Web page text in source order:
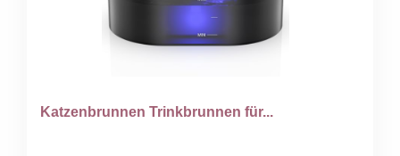
Katzenbrunnen Trinkbrunnen für...